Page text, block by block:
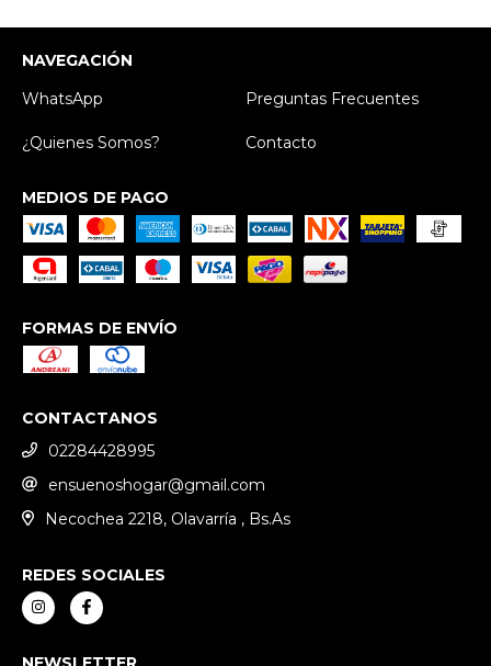
NAVEGACIÓN
WhatsApp
Preguntas Frecuentes
¿Quienes Somos? Contacto
MEDIOS DE PAGO
FORMAS DE ENVÍO
CONTACTANOS
02284428995
ensuenoshogar@gmail.com
Necochea 2218, Olavarría , Bs.As
REDES SOCIALES